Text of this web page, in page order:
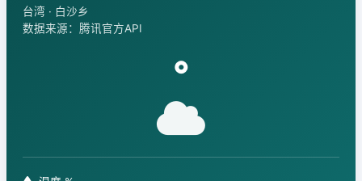
台湾 · 白沙乡
数据来源：腾讯官方API
°